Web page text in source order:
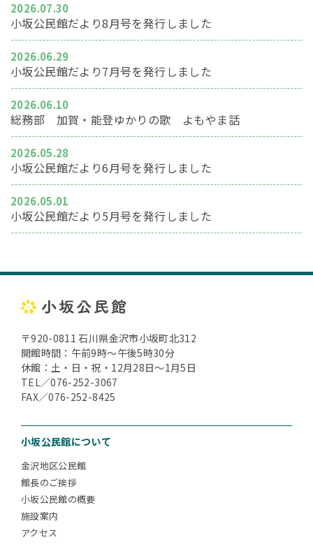
2026.07.30
小坂公民館だより8月号を発行しました
2026.06.29
小坂公民館だより7月号を発行しました
2026.06.10
総務部 加賀・能登ゆかりの歌 よもやま話
2026.05.28
小坂公民館だより6月号を発行しました
2026.05.01
小坂公民館だより5月号を発行しました
〒920-0811 石川県金沢市小坂町北312
開館時間：午前9時～午後5時30分
休館：土・日・祝・12月28日～1月5日
TEL／076-252-3067
FAX／076-252-8425
小坂公民館について
金沢地区公民館
館長のご挨拶
小坂公民館の概要
施設案内
アクセス